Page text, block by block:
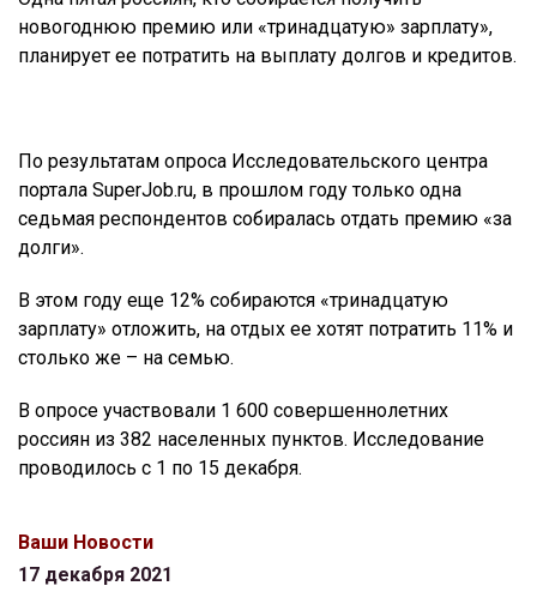
новогоднюю премию или «тринадцатую» зарплату»,
планирует ее потратить на выплату долгов и кредитов.
По результатам опроса Исследовательского центра
портала SuperJob.ru, в прошлом году только одна
седьмая респондентов собиралась отдать премию «за
долги».
В этом году еще 12% собираются «тринадцатую
зарплату» отложить, на отдых ее хотят потратить 11% и
столько же – на семью.
В опросе участвовали 1 600 совершеннолетних
россиян из 382 населенных пунктов. Исследование
проводилось с 1 по 15 декабря.
Ваши Новости
17 декабря 2021